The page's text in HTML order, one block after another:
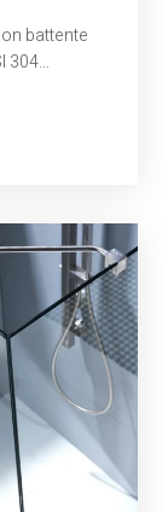
battente
304…